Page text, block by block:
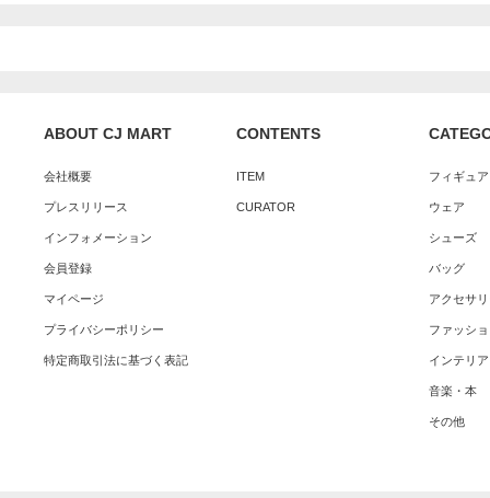
ABOUT CJ MART
会社概要
プレスリリース
インフォメーション
会員登録
マイページ
プライバシーポリシー
特定商取引法に基づく表記
CONTENTS
ITEM
CURATOR
フィギュ
ウェア
シューズ
バッグ
アクセサ
ファッシ
インテリア
音楽・本
その他